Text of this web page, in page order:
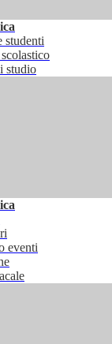
studenti
studio
eventi